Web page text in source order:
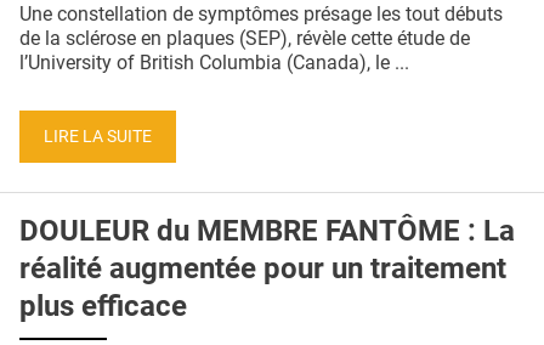
PUBLICITÉ
CONTACT
Une constellation de symptômes présage les tout débuts
de la sclérose en plaques (SEP), révèle cette étude de
l’University of British Columbia (Canada), le ...
LIRE LA SUITE
DOULEUR du MEMBRE FANTÔME : La
réalité augmentée pour un traitement
plus efficace